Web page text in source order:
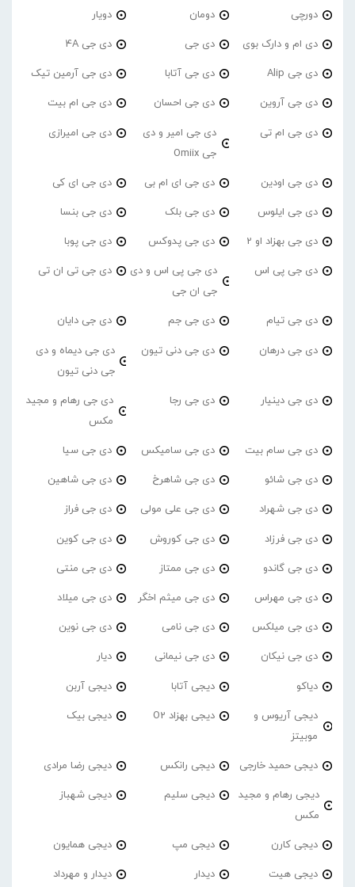
دورچی دومان دویار
دی ام و دارک بوی دی جی دی جی 4A
دی جی Alip دی جی آتابا دی جی آرمین تیک
دی جی آروین دی جی احسان دی جی ام بیت
دی جی ام تی
دی جی امیر و دی
جی Omiix
دی جی امیرازی
دی جی اودین دی جی ای ام بی دی جی ای کی
دی جی ایلوس دی جی بلک دی جی بنسا
دی جی بهزاد او 2 دی جی پدوکس دی جی پوبا
دی جی پی اس
دی جی پی اس و دی
جی ان جی
دی جی تی ان تی
دی جی تیام دی جی جم دی جی دایان
دی جی درهان دی جی دنی تیون
دی جی دیماه و دی
جی دنی تیون
دی جی دینیار دی جی رجا
دی جی رهام و مجید
مکس
دی جی سام بیت دی جی سامیکس دی جی سیا
دی جی شائو دی جی شاهرخ دی جی شاهین
دی جی شهراد دی جی علی مولی دی جی فراز
دی جی فرزاد دی جی کوروش دی جی کوین
دی جی گاندو دی جی ممتاز دی جی منتی
دی جی مهراس دی جی میثم اخگر دی جی میلاد
دی جی میلکس دی جی نامی دی جی نوین
دی جی نیکان دی جی نیمانی دیار
دیاکو دیجی آتابا دیجی آربن
دیجی آریوس و
موبیتز
دیجی بهزاد O2 دیجی بیک
دیجی حمید خارجی دیجی رانکس دیجی رضا مرادی
دیجی رهام و مجید
مکس
دیجی سلیم دیجی شهباز
دیجی کارن دیجی مپ دیجی همایون
دیجی هیت دیدار دیدار و مهرداد